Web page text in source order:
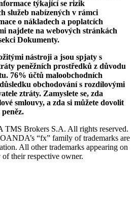
týkající se rizik
služeb nabízených v rámci
o nákladech a poplatcích
najdete na webových stránkách
Dokumenty.
nástroji a jsou spjaty s
peněžních prostředků z důvodu
76% účtů maloobchodních
obchodování s rozdílovými
ztráty. Zamyslete se, zda
smlouvy, a zda si můžete dovolit
Brokers S.A. All rights reserved.
“fx” family of trademarks are
All other trademarks appearing on
their respective owner.